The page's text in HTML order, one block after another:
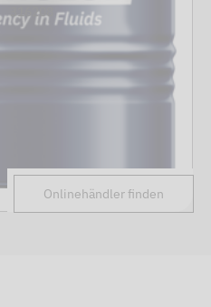
316208
Onlinehändler finden